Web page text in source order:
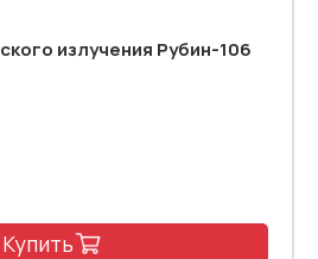
излучения Рубин-106
Купить